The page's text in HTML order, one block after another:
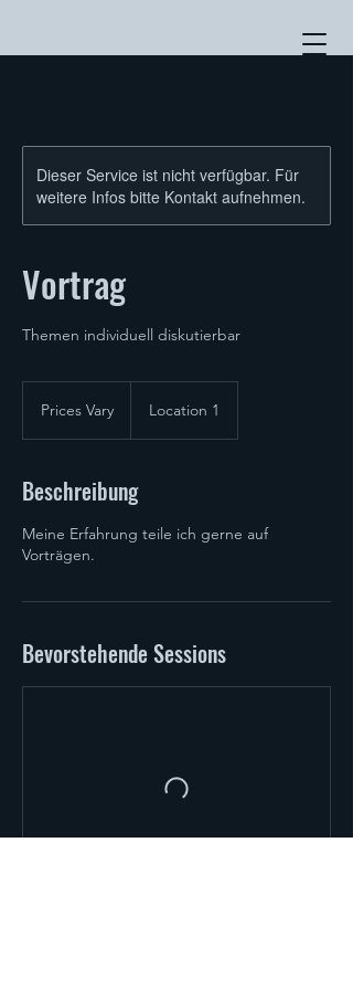
Dieser Service ist nicht verfügbar. Für
weitere Infos bitte Kontakt aufnehmen.
Vortrag
Themen individuell diskutierbar
Prices Vary Location 1
Beschreibung
Meine Erfahrung teile ich gerne auf
Vorträgen.
Bevorstehende Sessions